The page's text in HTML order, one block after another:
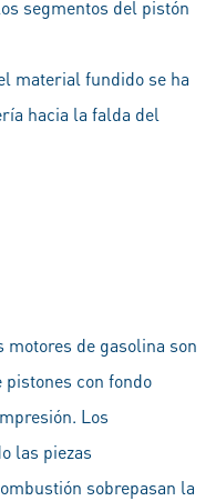
segmentos del pistón
material fundido se ha
hacia la falda del
de gasolina son
con fondo
Los
las piezas
sobrepasan la